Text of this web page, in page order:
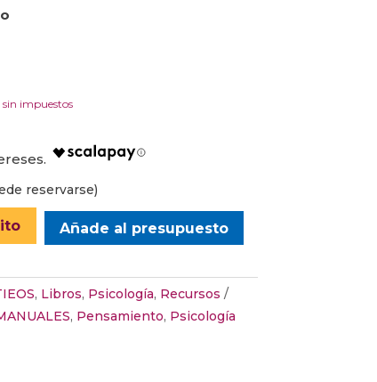
precio
actual
€.
sin impuestos
reservarse)
Añade al presupuesto
, Libros, Psicología, Recursos
, Pensamiento, Psicología